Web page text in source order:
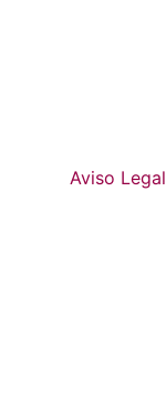
Aviso Legal